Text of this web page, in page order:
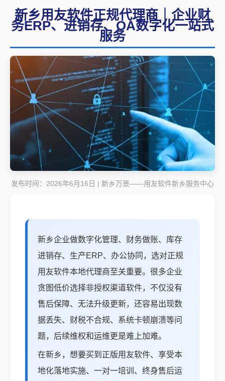
新乡用友软件正规代理商｜企业财
务ERP、进销存、OA数字化一站式
服务
发布时间：2026年6月16日 | 新乡万景——用友软件新乡服务中心
新乡企业做数字化管理、财务做账、库存
进销存、生产ERP、办公协同，选对正规
用友软件本地代理商至关重要。很多企业
贪图低价选择非授权渠道软件，不仅没有
售后保障、无法升级更新，还容易出现数
据丢失、财税不合规、系统卡顿崩溃等问
题，后续维权和运维更是难上加难。
在新乡，想要买到正版用友软件、享受本
地化落地实施、一对一培训、终身售后运